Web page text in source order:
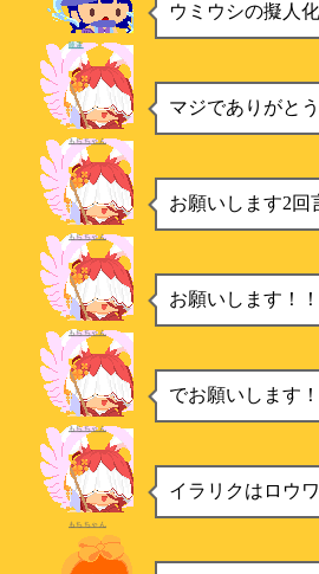
ウミウシの擬人
睡蓮
マジでありがと
もちちゃん
お願いします2回
もちちゃん
お願いします！！
もちちゃん
でお願いします！
もちちゃん
イラリクはロウ
もちちゃん